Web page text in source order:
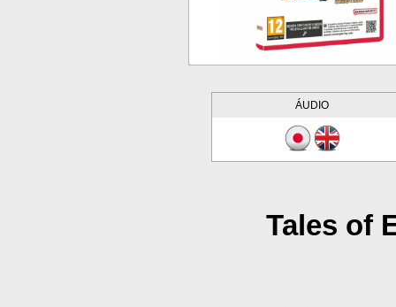
ÁUDIO
Tales of